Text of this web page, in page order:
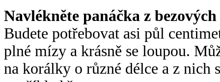
Navlékněte panáčka z
Budete potřebovat asi půl
plné mízy a krásně se loupou.
na korálky o různé délce a z